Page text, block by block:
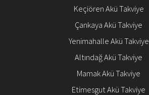
Keçiören Akü Takviye
Çankaya Akü Takviye
Yenimahalle Akü Takviye
Altındağ Akü Takviye
Mamak Akü Takviye
Etimesgut Akü Takviye